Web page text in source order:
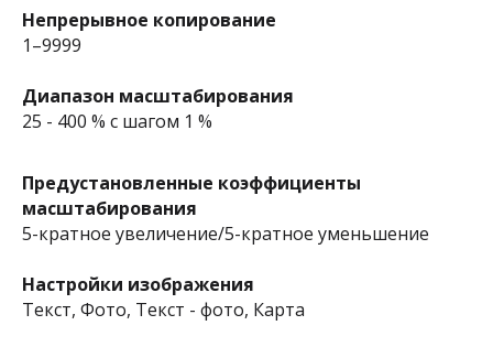
Непрерывное копирование
1–9999
Диапазон масштабирования
25 - 400 % с шагом 1 %
Предустановленные коэффициенты
масштабирования
5-кратное увеличение/5-кратное уменьшение
Настройки изображения
Текст, Фото, Текст - фото, Карта